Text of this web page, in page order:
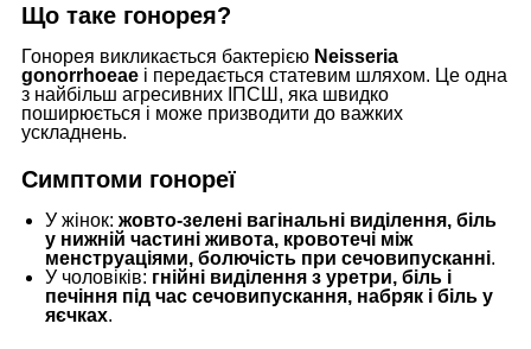
Що таке гонорея?
Гонорея викликається бактерією Neisseria
gonorrhoeae і передається статевим шляхом. Це одна
з найбільш агресивних ІПСШ, яка швидко
поширюється і може призводити до важких
ускладнень.
Симптоми гонореї
У жінок: жовто-зелені вагінальні виділення, біль
у нижній частині живота, кровотечі між
менструаціями, болючість при сечовипусканні.
У чоловіків: гнійні виділення з уретри, біль і
печіння під час сечовипускання, набряк і біль у
яєчках.